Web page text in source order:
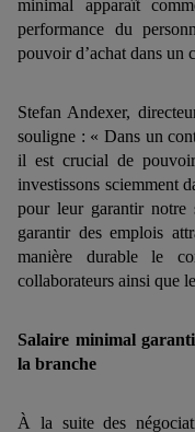
minimal apparaît
performance du
pouvoir d’achat dans un
Stefan Andexer,
souligne : « Dans un
il est crucial de
investissons sciemment
pour leur garantir notre
garantir des emplois
manière durable le
collaborateurs ainsi que
Salaire minimal
la branche
À la suite des